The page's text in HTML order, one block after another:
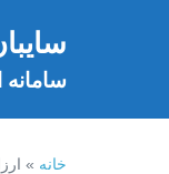
سامانه
خانه »